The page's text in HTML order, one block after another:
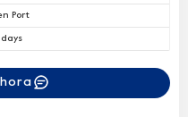
Port
days